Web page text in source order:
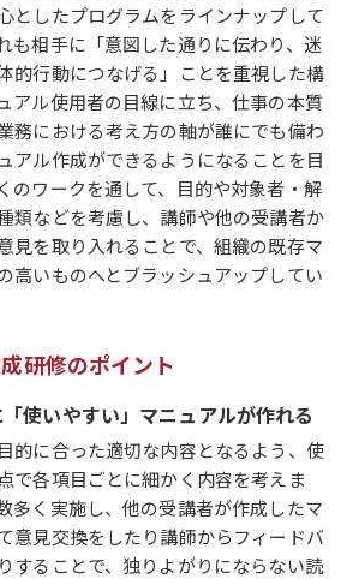
としたプログラムをラインナップして
も相手に「意図した通りに伝わり、迷
的行動につなげる」ことを重視した構
アル使用者の目線に立ち、仕事の本質
務における考え方の軸が誰にでも備わ
アル作成ができるようになることを目
のワークを通して、目的や対象者・解
類などを考慮し、講師や他の受講者か
見を取り入れることで、組織の既存マ
高いものへとブラッシュアップしてい
研修のポイント
使いやすい」マニュアルが作れる
的に合った適切な内容となるよう、使
で各項目ごとに細かく内容を考えま
多く実施し、他の受講者が作成したマ
意見交換をしたり講師からフィードバ
することで、独りよがりにならない読